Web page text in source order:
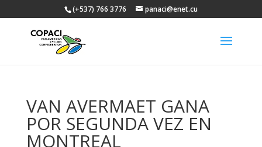
(+537) 766 3776 panaci@enet.cu
VAN AVERMAET GANA
POR SEGUNDA VEZ EN
MONTREAL